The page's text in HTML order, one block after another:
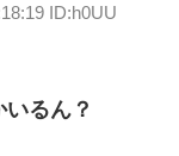
ID:h0UU
るん？